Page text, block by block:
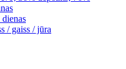
/ gaiss / jūra